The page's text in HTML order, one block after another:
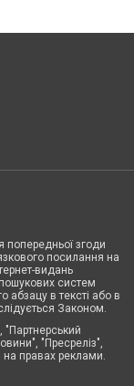
попередньої згоди
посилання на
видань
систем
абзацу в тексті або в
Законом.
"Пресреліз",
на правах реклами.